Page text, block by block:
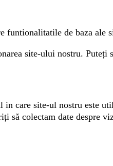
funtionalitatile de baza ale
site-ului nostru. Puteți
care site-ul nostru este
să colectam date despre